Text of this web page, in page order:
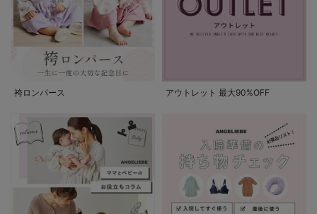
袴ロンパース アウトレット 最大90%OFF